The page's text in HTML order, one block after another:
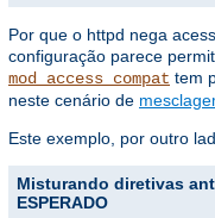
Por que o httpd nega
configuração parece
mod_access_compat tem
neste cenário de
Este exemplo, por outro
Misturando diretivas
ESPERADO